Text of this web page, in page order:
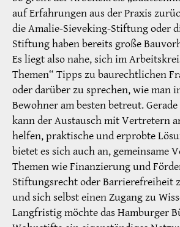
auf ­Erfahrungen aus der Praxis
die ­Amalie-Sieveking-Stiftung oder
Stiftung haben bereits große
Es liegt also nahe, sich im
Themen“ Tipps zu baurechtlichen
oder darüber zu sprechen, wie man
Bewohner am besten betreut.
kann der Austausch mit Vertretern
helfen, praktische und erprobte
bietet es sich auch an, gemeinsame
Themen wie Finanzierung und
Stiftungsrecht oder Barrierefreiheit
und sich selbst einen Zugang zu
Langfristig möchte das Hamburger